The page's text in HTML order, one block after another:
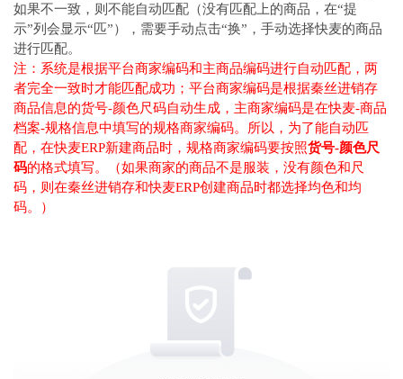
如果不一致，则不能自动匹配（没有匹配上的商品，在“提
示”列会显示“匹”），需要手动点击“换”，手动选择快麦的商品
进行匹配。
注：系统是根据平台商家编码和主商品编码进行自动匹配，两
者完全一致时才能匹配成功；平台商家编码是根据秦丝进销存
商品信息的货号-颜色尺码自动生成，主商家编码是在快麦-商品
档案-规格信息中填写的规格商家编码。所以，为了能自动匹
配，在快麦ERP新建商品时，规格商家编码要按照货号-颜色尺
码的格式填写。（如果商家的商品不是服装，没有颜色和尺
码，则在秦丝进销存和快麦ERP创建商品时都选择均色和均
码。）